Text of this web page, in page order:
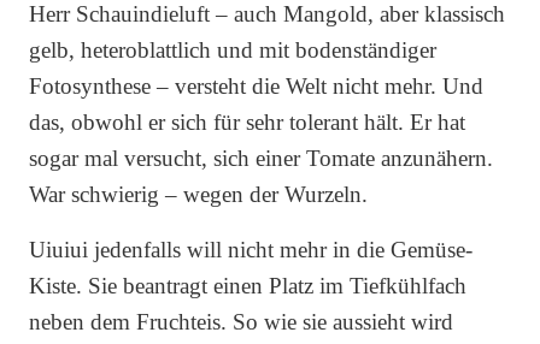
Herr Schauindieluft – auch Mangold, aber klassisch
gelb, heteroblattlich und mit bodenständiger
Fotosynthese – versteht die Welt nicht mehr. Und
das, obwohl er sich für sehr tolerant hält. Er hat
sogar mal versucht, sich einer Tomate anzunähern.
War schwierig – wegen der Wurzeln.
Uiuiui jedenfalls will nicht mehr in die Gemüse-
Kiste. Sie beantragt einen Platz im Tiefkühlfach
neben dem Fruchteis. So wie sie aussieht wird